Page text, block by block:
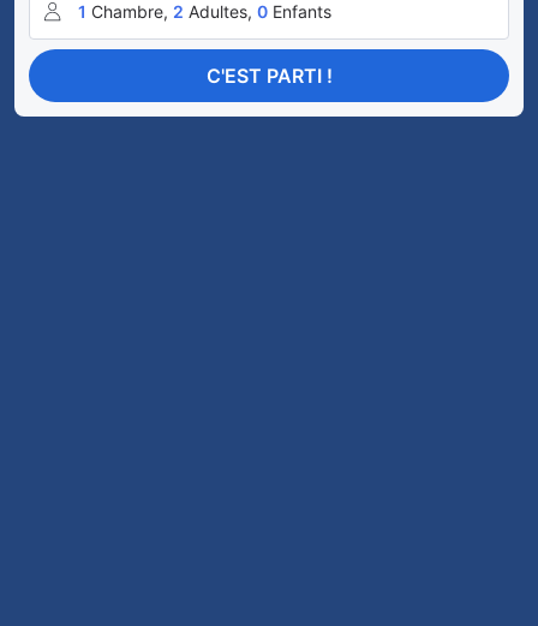
1 Chambre, 2 Adultes, 0 Enfants
C'EST PARTI !